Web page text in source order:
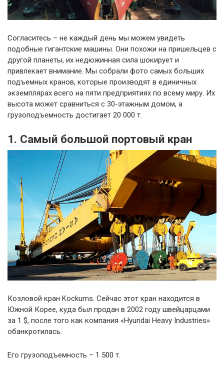
Согласитесь – не каждый день мы можем увидеть
подобные гигантские машины. Они похожи на пришельцев с
другой планеты, их недюжинная сила шокирует и
привлекает внимание. Мы собрали фото самых больших
подъемных кранов, которые производят в единичных
экземплярах всего на пяти предприятиях по всему миру. Их
высота может сравниться с 30-этажным домом, а
грузоподъемность достигает 20 000 т.
1. Самый большой портовый кран
Козловой кран Kockums. Сейчас этот кран находится в
Южной Корее, куда был продан в 2002 году швейцарцами
за 1 $, после того как компания «Hyundai Heavy Industries»
обанкротилась.
Его грузоподъемность – 1 500 т.